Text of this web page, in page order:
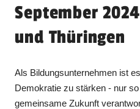
September
und Thüringen
Als Bildungsunternehmen ist
Demokratie zu stärken - nur
gemeinsame Zukunft